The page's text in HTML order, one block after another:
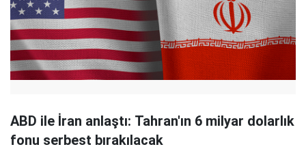
ABD ile İran anlaştı: Tahran'ın 6 milyar dolarlık
fonu serbest bırakılacak